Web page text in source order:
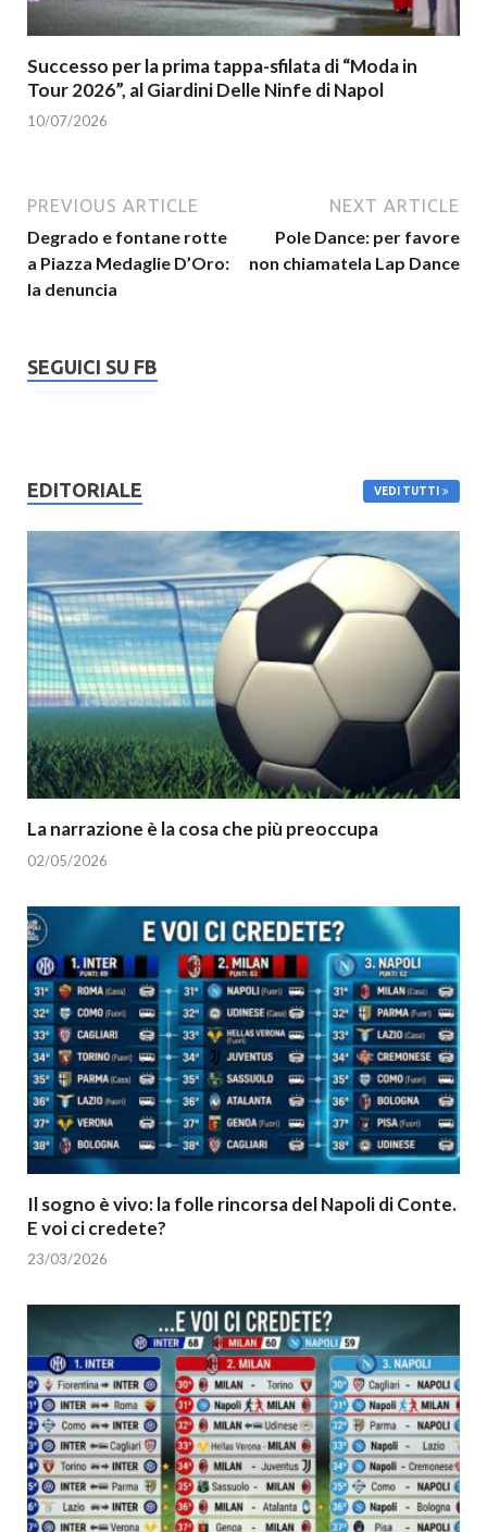
Successo per la prima tappa-sfilata di “Moda in
Tour 2026”, al Giardini Delle Ninfe di Napol
10/07/2026
PREVIOUS ARTICLE
Degrado e fontane rotte
a Piazza Medaglie D’Oro:
la denuncia
NEXT ARTICLE
Pole Dance: per favore
non chiamatela Lap Dance
SEGUICI SU FB
EDITORIALE VEDI TUTTI
La narrazione è la cosa che più preoccupa
02/05/2026
Il sogno è vivo: la folle rincorsa del Napoli di Conte.
E voi ci credete?
23/03/2026